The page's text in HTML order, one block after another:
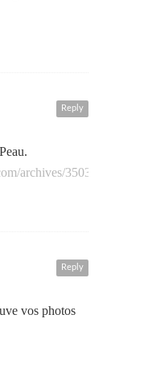
Reply
archives/3503/comment-
Reply
vos photos